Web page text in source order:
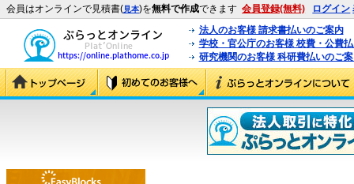
会員はオンラインで見積書(見本)を無料で作成できます 会員登録(無料) ログイン
法人のお客様 請求書払いのご案内
学校・官公庁のお客様 校費・公費
研究機関のお客様 科研費払いのご